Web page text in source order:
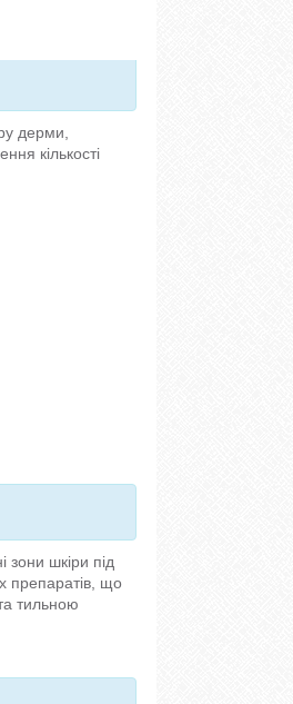
дерми,
кількості
зони шкіри під
препаратів, що
тильною